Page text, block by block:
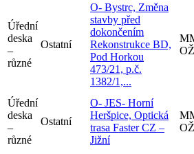
Úřední
deska
–
různé
Ostatní
O- Bystrc, Změna
stavby před
dokončením
Rekonstrukce BD,
Pod Horkou
473/21, p.č.
1382/1,...
Úřední
deska
–
různé
Ostatní
O- JES- Horní
Heršpice, Optická
trasa Faster CZ –
Jižní